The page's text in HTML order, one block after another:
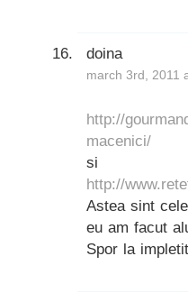
doina
march 3rd, 2011
http://
macenici/
si
http://
Astea sint
eu am facut
Spor la